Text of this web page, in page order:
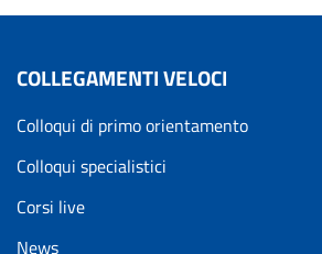
COLLEGAMENTI VELOCI
Colloqui di primo orientamento
Colloqui specialistici
Corsi live
News